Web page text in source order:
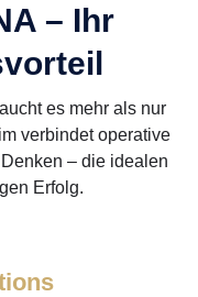
– Ihr
es mehr als nur
verbindet operative
– die idealen
Erfolg.